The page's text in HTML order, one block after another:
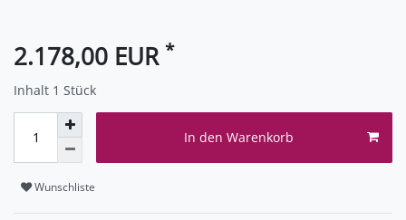
2.178,00 EUR *
Inhalt 1 Stück
In den Warenkorb
Wunschliste